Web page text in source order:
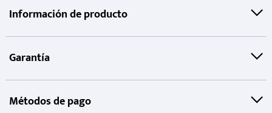
Información de producto
Garantía
Métodos de pago